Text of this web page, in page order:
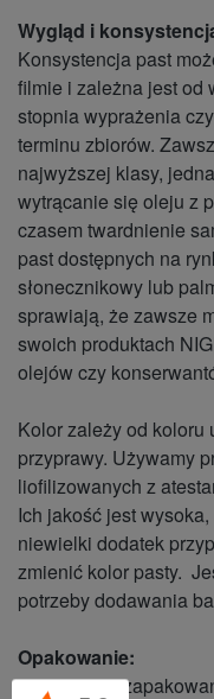
Wygląd i
Konsystencja past
filmie i zależna jest od
stopnia wyprażenia
terminu zbiorów.
najwyższej klasy,
wytrącanie się oleju z
czasem twardnienie
past dostępnych na
słonecznikowy lub
sprawiają, że zawsze
swoich produktach
olejów czy
Kolor zależy od koloru
przyprawy. Używamy
liofilizowanych z
Ich jakość jest
niewielki dodatek
zmienić kolor pasty.
potrzeby dodawania
Opakowanie:
nasze pasty